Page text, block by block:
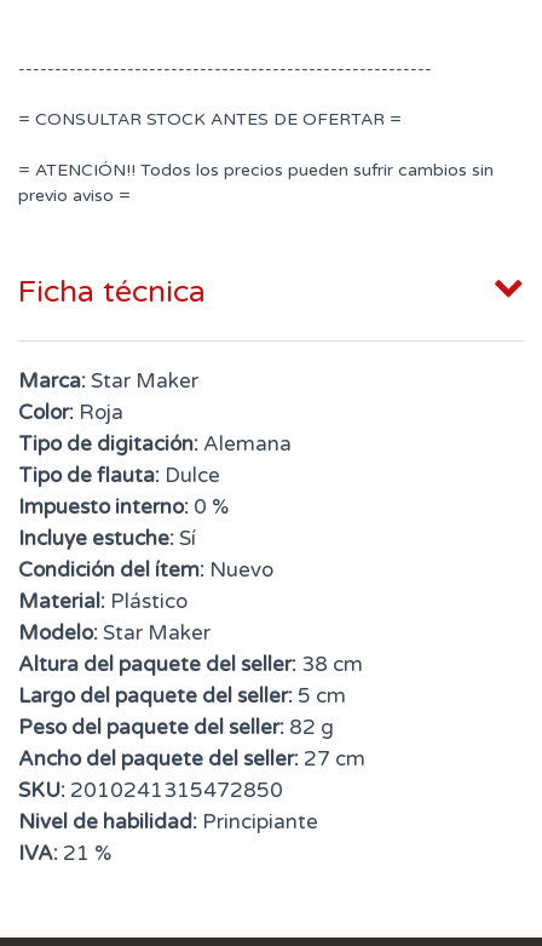
---------------------------------------------------------
= CONSULTAR STOCK ANTES DE OFERTAR =
= ATENCIÓN!! Todos los precios pueden sufrir cambios sin
previo aviso =
Ficha técnica
Marca:Star Maker
Color: Roja
Tipo de digitación: Alemana
Tipo de flauta: Dulce
Impuesto interno: 0 %
Incluye estuche:Sí
Condición del ítem: Nuevo
Material: Plástico
Modelo:Star Maker
Altura del paquete del seller: 38 cm
Largo del paquete del seller: 5 cm
Peso del paquete del seller: 82 g
Ancho del paquete del seller: 27 cm
SKU: 2010241315472850
Nivel de habilidad: Principiante
IVA: 21 %